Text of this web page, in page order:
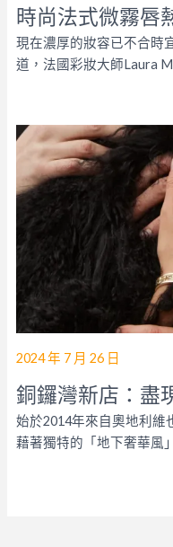
時尚法式微霧唇
現在濃厚的妝容已不合時
道，法國彩妝大師Laura
2024 年 7 月 26 日
銅鑼灣新店：盡
始於2014年來自奧地利維
藉著獨特的「地下奢華風